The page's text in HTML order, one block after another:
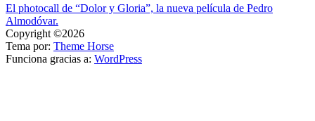
Navegación
de
entradas
El photocall de “Dolor y Gloria”, la nueva película de Pedro
Almodóvar.
Copyright ©2026
Tema por: Theme Horse
Funciona gracias a: WordPress